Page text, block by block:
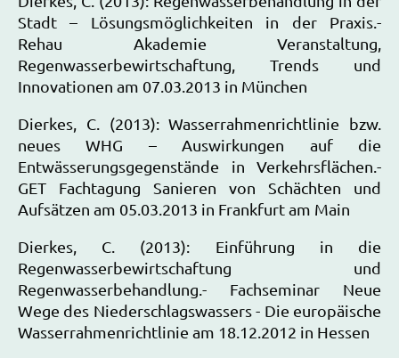
Stadt – Lösungsmöglichkeiten in der Praxis.-
Rehau Akademie Veranstaltung,
Regenwasserbewirtschaftung, Trends und
Innovationen am 07.03.2013 in München
Dierkes, C. (2013): Wasserrahmenrichtlinie bzw.
neues WHG – Auswirkungen auf die
Entwässerungsgegenstände in Verkehrsflächen.-
GET Fachtagung Sanieren von Schächten und
Aufsätzen am 05.03.2013 in Frankfurt am Main
Dierkes, C. (2013): Einführung in die
Regenwasserbewirtschaftung und
Regenwasserbehandlung.- Fachseminar Neue
Wege des Niederschlagswassers - Die europäische
Wasserrahmenrichtlinie am 18.12.2012 in Hessen